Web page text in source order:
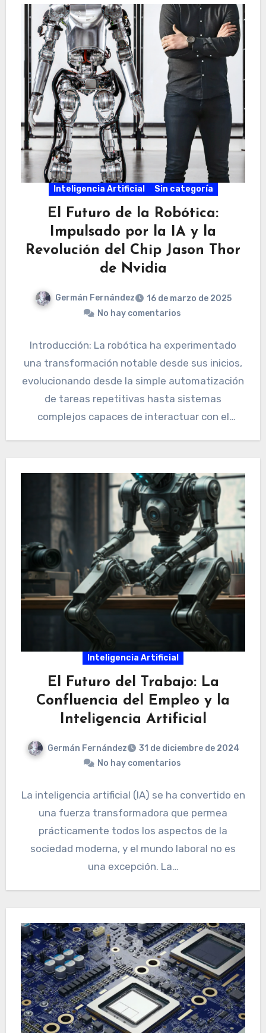
Inteligencia Artificial Sin categoría
El Futuro de la Robótica:
Impulsado por la IA y la
Revolución del Chip Jason Thor
de Nvidia
Germán Fernández
16 de marzo de 2025
No hay comentarios
Introducción: La robótica ha experimentado
una transformación notable desde sus inicios,
evolucionando desde la simple automatización
de tareas repetitivas hasta sistemas
complejos capaces de interactuar con el
Inteligencia Artificial
El Futuro del Trabajo: La
Confluencia del Empleo y la
Inteligencia Artificial
Germán Fernández
31 de diciembre de 2024
No hay comentarios
La inteligencia artificial (IA) se ha convertido en
una fuerza transformadora que permea
prácticamente todos los aspectos de la
sociedad moderna, y el mundo laboral no es
una excepción. La…